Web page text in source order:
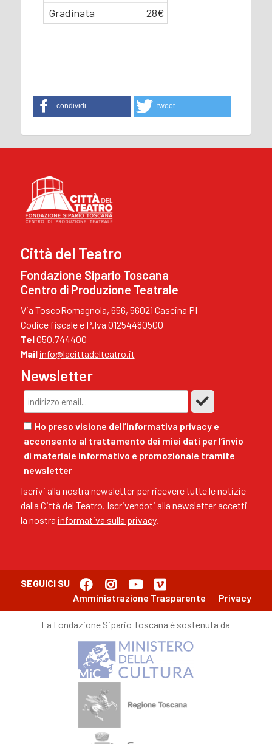
Gradinata
28€
condividi tweet
Città del Teatro
Fondazione Sipario Toscana
Centro di Produzione Teatrale
Via ToscoRomagnola, 656, 56021 Cascina PI
Codice fiscale e P.Iva 01254480500
Tel050.744400
Mail info@lacittadelteatro.it
Newsletter
Ho preso visione dell’informativa privacy e
acconsento al trattamento dei miei dati per l’invio
di materiale informativo e promozionale tramite
newsletter
Iscrivi alla nostra newsletter per ricevere tutte le notizie
dalla Città del Teatro. Iscrivendoti alla newsletter accetti
la nostra informativa sulla privacy.
SEGUICI SU
Amministrazione Trasparente
Privacy
La Fondazione Sipario Toscana è sostenuta da